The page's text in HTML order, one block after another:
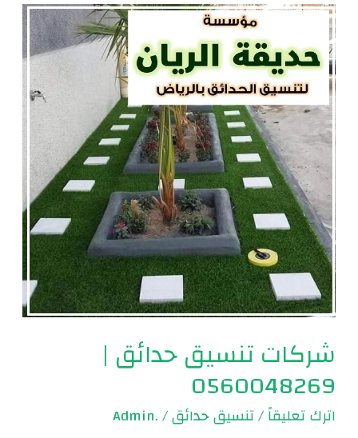
شركات تنسيق حدائق |
0560048269
اترك تعليقاً/تنسيق حدائق/
.Admin
شركات
تنسيق
حدائق
|
0560048269